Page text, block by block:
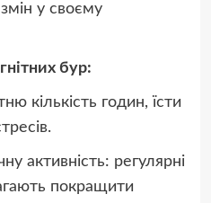
у своєму
бур:
кількість годин, їсти
активність: регулярні
покращити